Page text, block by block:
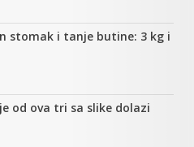
stomak i tanje butine: 3 kg i
od ova tri sa slike dolazi